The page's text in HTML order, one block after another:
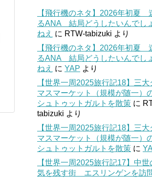
【飛行機のネタ】2026年初夏
るANA 結局どうしたいんでし
ねえ に RTW-tabizuki より
【飛行機のネタ】2026年初夏
るANA 結局どうしたいんでし
ねえ に YAP より
【世界一周2025旅行記18】三大
マスマーケット（規模が随一）
シュトゥットガルトを散策 に
tabizuki より
【世界一周2025旅行記18】三大
マスマーケット（規模が随一）
シュトゥットガルトを散策 に
【世界一周2025旅行記17】中世
気を残す街 エスリンゲンを訪